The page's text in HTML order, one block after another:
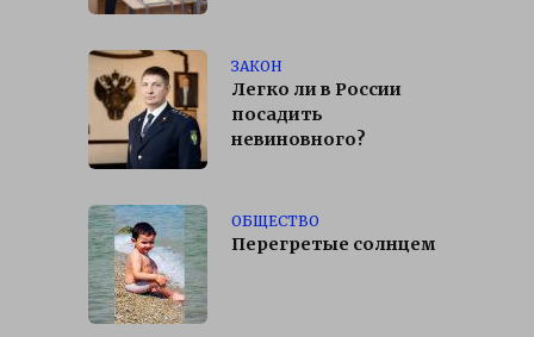
ЗАКОН
Легко ли в России
посадить
невиновного?
ОБЩЕСТВО
Перегретые солнцем